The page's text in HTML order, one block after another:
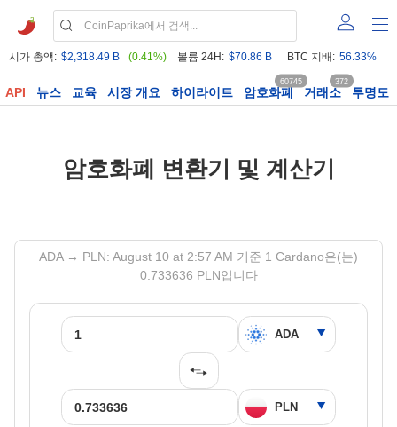
시가 총액: $2,318.49 B (0.41%) 볼륨 24H: $70.86 B BTC 지배: 56.33%
API 뉴스 교육 시장 개요 하이라이트 암호화폐
60745
거래소
372
투명도
암호화폐 변환기 및 계산기
ADA → PLN: August 10 at 2:57 AM 기준 1 Cardano은(는)
0.733636 PLN입니다